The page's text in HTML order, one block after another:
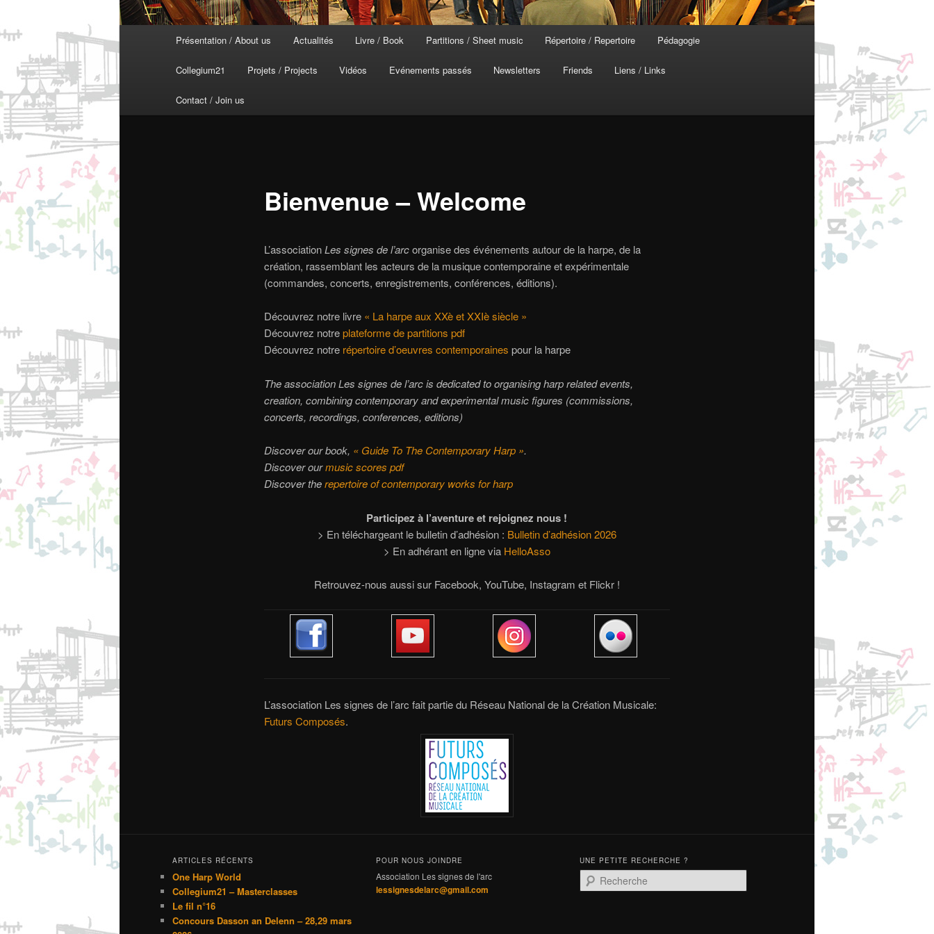
Présentation / About us Actualités Livre / Book Partitions / Sheet music Répertoire / Repertoire Pédagogie
Collegium21 Projets / Projects Vidéos Evénements passés Newsletters Friends Liens / Links
Contact / Join us
Bienvenue – Welcome
L’associationLes signes de l’arcorganise des événements autour de la harpe, de la
création, rassemblant les acteurs de la musique contemporaine et expérimentale
(commandes, concerts, enregistrements, conférences, éditions).
Découvrez notre livre « La harpe aux XXè et XXIè siècle »
Découvrez notreplateforme de partitions pdf
Découvrez notre répertoire d’oeuvres contemporaines pour la harpe
The association Les signes de l’arc is dedicated to organising harp related events,
creation, combining contemporary and experimental music figures (commissions,
concerts, recordings, conferences, editions)
Discover our book, « Guide To The Contemporary Harp ».
Discover ourmusic scores pdf
Discover therepertoire of contemporary works for harp
Participez à l’aventure et rejoignez nous !
> En téléchargeant le bulletin d’adhésion : Bulletin d’adhésion 2026
> En adhérant en ligne via HelloAsso
Retrouvez-nous aussi sur Facebook, YouTube, Instagram et Flickr !
L’association Les signes de l’arc fait partie du Réseau National de la Création Musicale:
Futurs Composés.
ARTICLES RÉCENTS
One Harp World
Collegium21 – Masterclasses
Le fil n°16
Concours Dasson an Delenn – 28,29 mars
POUR NOUS JOINDRE
Association Les signes de l'arc
lessignesdelarc@gmail.com
UNE PETITE RECHERCHE ?
e